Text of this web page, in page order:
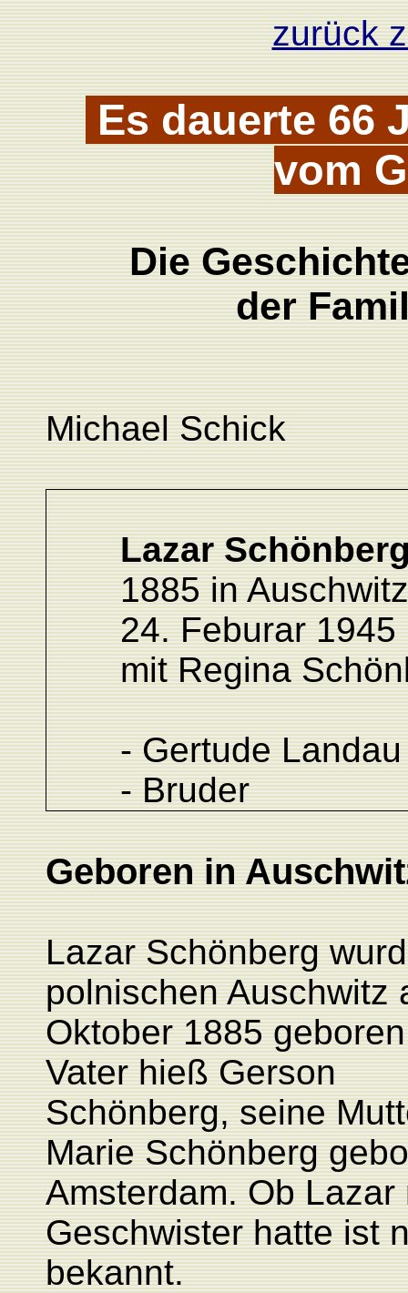
zurück
Es dauerte 66
vom
Die
der
Michael Schick
Lazar
1885 in
24. Feburar
mit Regina
- Gertude
- Bruder
Geboren in
LazarSchönberg
polnischen Auschwitz
Oktober 1885
Vater hieß Gerson
Schönberg, seine
Marie Schönberg
Amsterdam. Ob Lazar
Geschwister hatte ist
bekannt.